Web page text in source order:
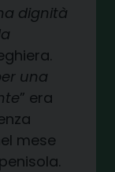
dignità
una
” era
mese